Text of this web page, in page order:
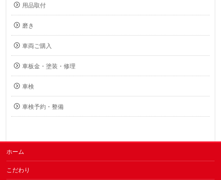
用品取付
磨き
車両ご購入
車板金・塗装・修理
車検
車検予約・整備
ホーム
こだわり